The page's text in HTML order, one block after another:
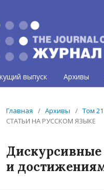
выпуск Архивы
Главная / Архивы / Том
СТАТЬИ НА РУССКОМ ЯЗЫКЕ
Дискурсивные
и